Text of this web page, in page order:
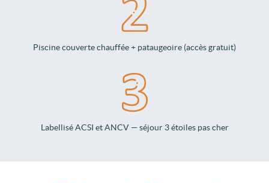
Piscine couverte chauffée + pataugeoire (accès gratuit)
Labellisé ACSI et ANCV — séjour 3 étoiles pas cher